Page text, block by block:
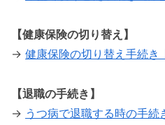
【健康保険の切り替え】
→ 健康保険の切り替え手続き
【退職の手続き】
→ うつ病で退職する時の手続